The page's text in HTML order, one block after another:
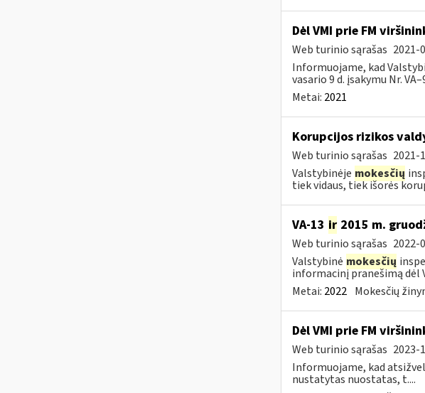
Dėl VMI prie FM
Web turinio sąrašas 2021-
Informuojame, kad
vasario 9 d. įsakymu Nr.
Metai: 2021
Korupcijos rizikos
Web turinio sąrašas 2021-
Valstybinėje mokesčių
tiek vidaus, tiek išorės
VA-13 ir2015 m.
Web turinio sąrašas 2022-
Valstybinė mokesčių
informacinį pranešimą dėl
Metai: 2022 Mokesčių
Dėl VMI prie FM
Web turinio sąrašas 2023-
Informuojame, kad
nustatytas nuostatas, t....